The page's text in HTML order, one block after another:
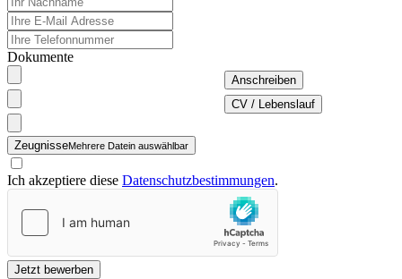
Dokumente
Anschreiben
CV / Lebenslauf
ZeugnisseMehrere Datein auswählbar
Ich akzeptiere diese Datenschutzbestimmungen.
Jetzt bewerben